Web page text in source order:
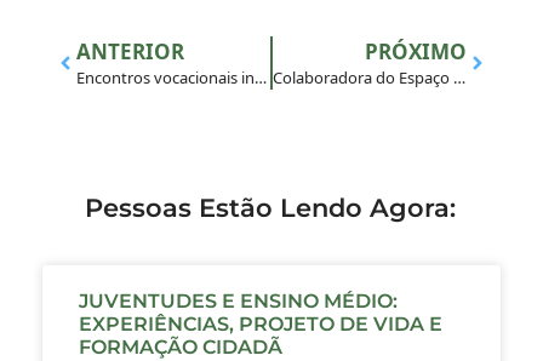
ANTERIOR
Encontros vocacionais inacianos movimentaram regiões do Brasil no último final de semana
PRÓXIMO
Colaboradora do Espaço MAGIS Manresa se encontra com diretor executivo na LINUX
Pessoas Estão Lendo Agora:
JUVENTUDES E ENSINO MÉDIO:
EXPERIÊNCIAS, PROJETO DE VIDA E
FORMAÇÃO CIDADÃ